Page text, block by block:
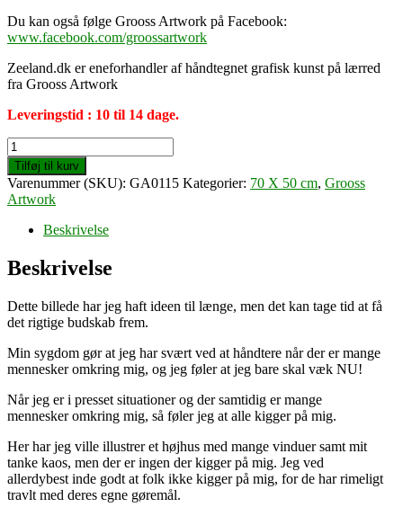
Du kan også følge Grooss Artwork på Facebook:
www.facebook.com/groossartwork
Zeeland.dk er eneforhandler af håndtegnet grafisk kunst på lærred
fra Grooss Artwork
Leveringstid : 10 til 14 dage.
What
are
people
looking
at
X
50
antal
Tilføj til kurv
Varenummer (SKU): GA0115 Kategorier: 70 X 50 cm, Grooss
Artwork
Beskrivelse
Beskrivelse
Dette billede har jeg haft ideen til længe, men det kan tage tid at få
det rigtige budskab frem.
Min sygdom gør at jeg har svært ved at håndtere når der er mange
mennesker omkring mig, og jeg føler at jeg bare skal væk NU!
Når jeg er i presset situationer og der samtidig er mange
mennesker omkring mig, så føler jeg at alle kigger på mig.
Her har jeg ville illustrer et højhus med mange vinduer samt mit
tanke kaos, men der er ingen der kigger på mig. Jeg ved
allerdybest inde godt at folk ikke kigger på mig, for de har rimeligt
travlt med deres egne gøremål.